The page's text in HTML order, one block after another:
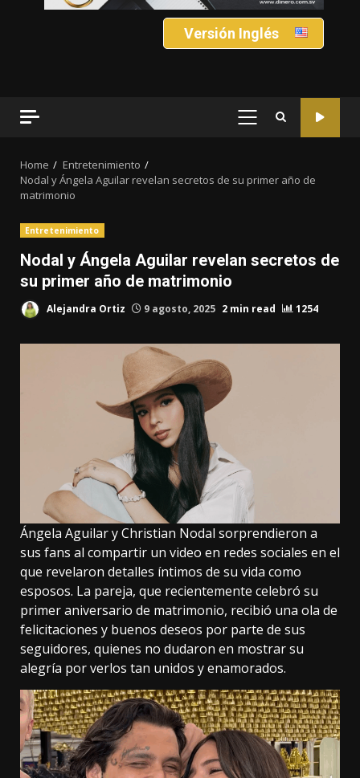
Versión Inglés
PRIMARY
Home
Entretenimiento
Nodal y Ángela Aguilar revelan secretos de su primer año de
matrimonio
Entretenimiento
Nodal y Ángela Aguilar revelan secretos de
su primer año de matrimonio
Alejandra Ortiz 9 agosto, 2025 2 min read 1254
Ángela Aguilar y Christian Nodal sorprendieron a
sus fans al compartir un video en redes sociales en el
que revelaron detalles íntimos de su vida como
esposos. La pareja, que recientemente celebró su
primer aniversario de matrimonio, recibió una ola de
felicitaciones y buenos deseos por parte de sus
seguidores, quienes no dudaron en mostrar su
alegría por verlos tan unidos y enamorados.